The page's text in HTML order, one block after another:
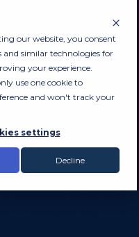
our website, you consent
and similar technologies for
your experience.
use one cookie to
and won't track your
settings
Decline